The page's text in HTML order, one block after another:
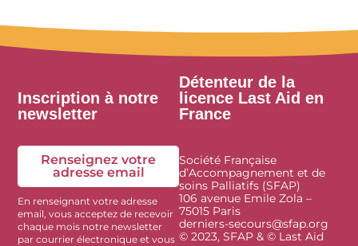
Inscription à notre
newsletter
Renseignez votre
adresse email
En renseignant votre adresse
email, vous acceptez de recevoir
chaque mois notre newsletter
par courrier électronique et vous
Détenteur de la
licence Last Aid en
France
Société Française
d’Accompagnement et de
soins Palliatifs (SFAP)
106 avenue Emile Zola –
75015 Paris
derniers-secours@sfap.org
© 2023, SFAP & © Last Aid